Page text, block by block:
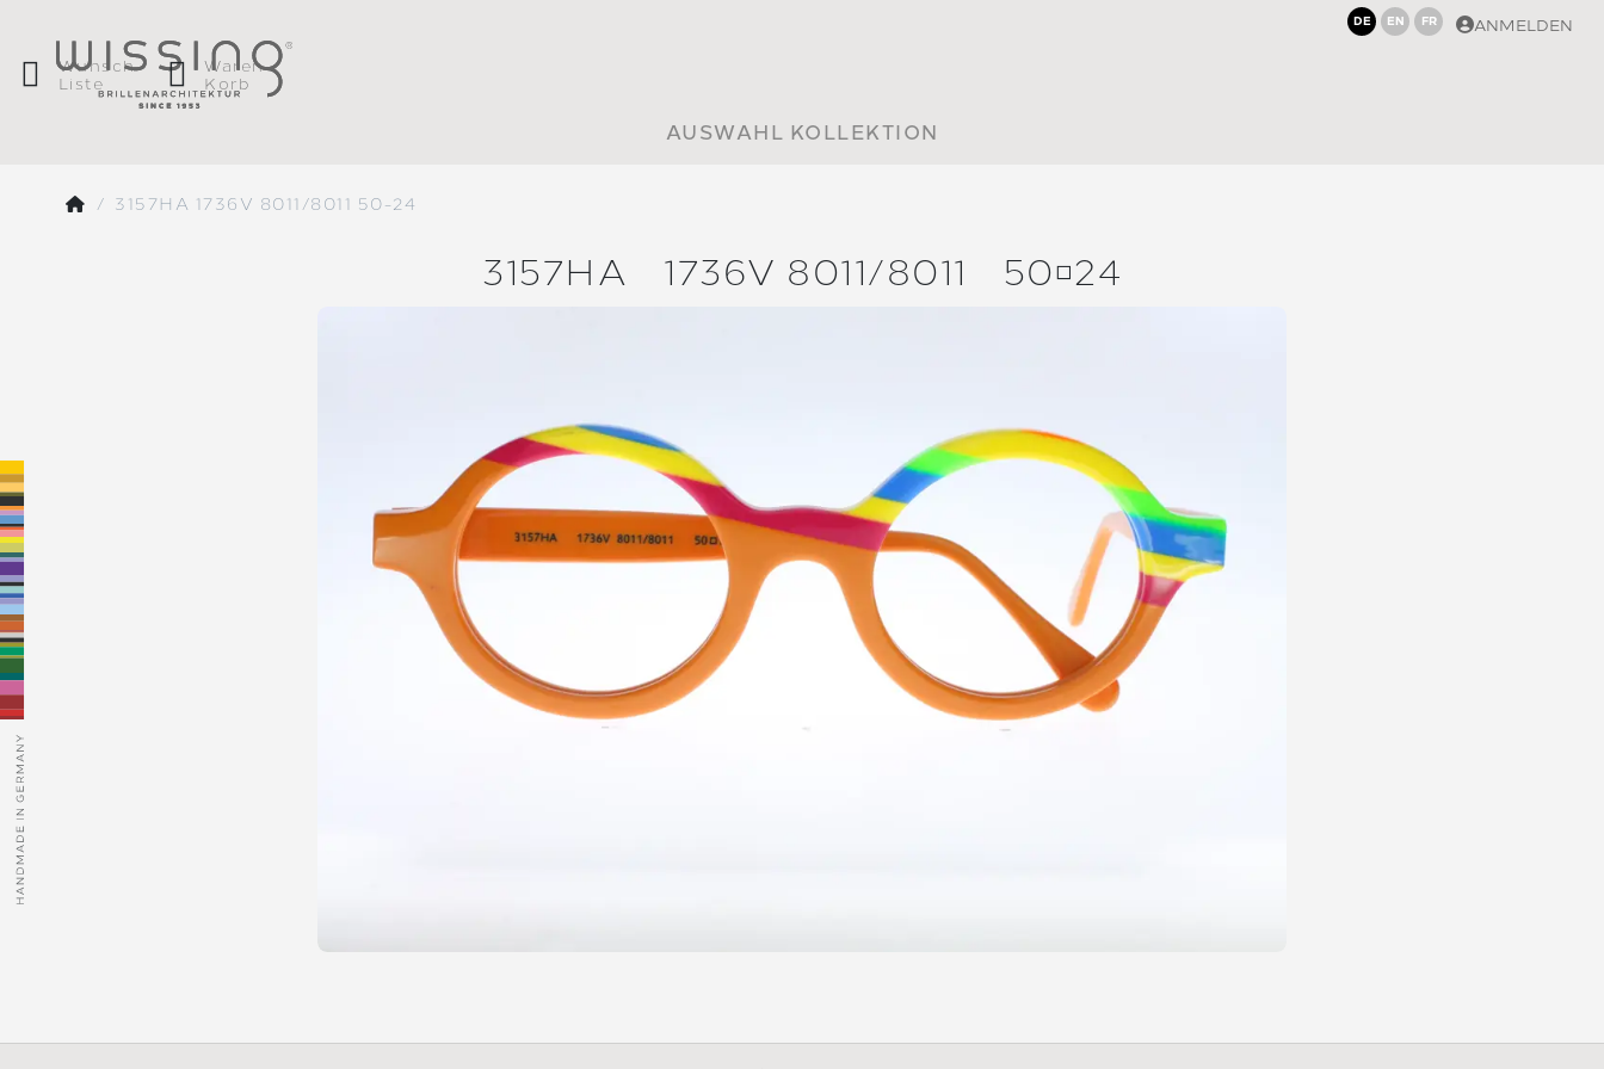
DE EN FR ANMELDEN
Wunsch
Liste
Waren
Korb
AUSWAHL KOLLEKTION
3157HA 1736V 8011/8011 50-24
3157HA 1736V 8011/8011 5024